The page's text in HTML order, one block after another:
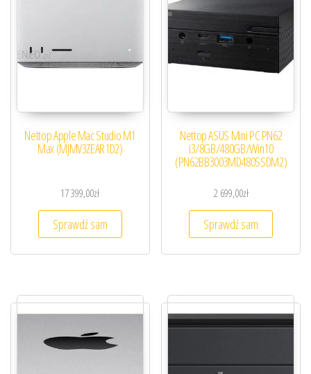
Nettop Apple Mac Studio M1
Max (MJMV3ZEAR1D2)
17 399,00zł
Sprawdź sam
Nettop ASUS Mini PC PN62
i3/8GB/480GB/Win10
(PN62BB3003MD480SSDM2)
2 699,00zł
Sprawdź sam